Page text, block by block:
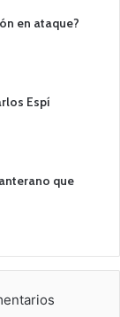
en ataque?
Espí
que